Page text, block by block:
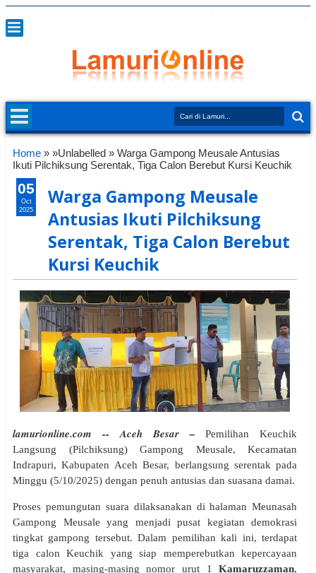
Home » »Unlabelled » Warga Gampong Meusale Antusias
Ikuti Pilchiksung Serentak, Tiga Calon Berebut Kursi Keuchik
Warga Gampong Meusale
Antusias Ikuti Pilchiksung
Serentak, Tiga Calon Berebut
Kursi Keuchik
lamurionline.com -- Aceh Besar –Pemilihan Keuchik
Langsung (Pilchiksung) Gampong Meusale, Kecamatan
Indrapuri, Kabupaten Aceh Besar, berlangsung serentak pada
Minggu (5/10/2025) dengan penuh antusias dan suasana damai.
Proses pemungutan suara dilaksanakan di halaman Meunasah
Gampong Meusale yang menjadi pusat kegiatan demokrasi
tingkat gampong tersebut. Dalam pemilihan kali ini, terdapat
tiga calon Keuchik yang siap memperebutkan kepercayaan
masyarakat, masing-masing nomor urut 1 Kamaruzzaman,
05
Oct
2025